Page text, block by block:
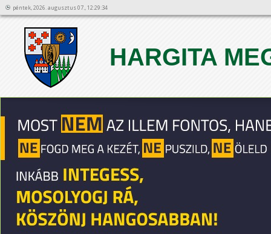
péntek, 2026. augusztus 07., 12:29:34
HARGITA